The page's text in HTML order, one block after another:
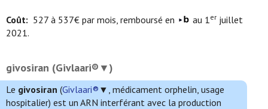
Coût: 527 à 537€ par mois, remboursé en au 1er juillet
2021.
givosiran (Givlaari®▼)
Le givosiran (Givlaari® ▼, médicament orphelin, usage
hospitalier) est un ARN interférant avec la production